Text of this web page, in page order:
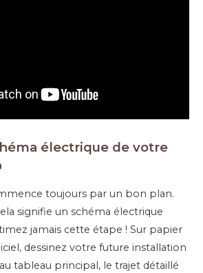
électrique de votre
toujours par un bon plan.
signifie un schéma électrique
jamais cette étape ! Sur papier
dessinez votre future installation
tableau principal, le trajet détaillé